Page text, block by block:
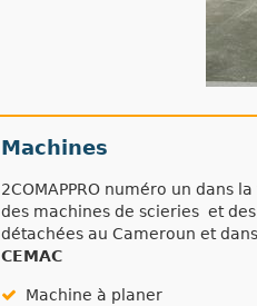
Machines
2COMAPPRO numéro un dans
des machines de scieries et
détachées au Cameroun et
CEMAC
Machine à planer